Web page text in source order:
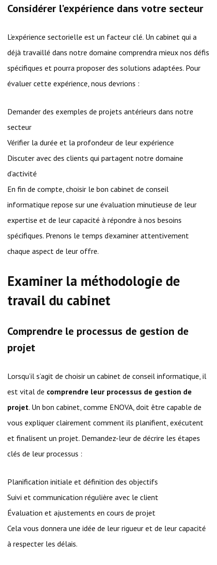
Considérer l’expérience dans votre secteur
L’expérience sectorielle est un facteur clé. Un cabinet qui a
déjà travaillé dans notre domaine comprendra mieux nos défis
spécifiques et pourra proposer des solutions adaptées. Pour
évaluer cette expérience, nous devrions :
Demander des exemples de projets antérieurs dans notre
secteur
Vérifier la durée et la profondeur de leur expérience
Discuter avec des clients qui partagent notre domaine
d’activité
En fin de compte, choisir le bon cabinet de conseil
informatique repose sur une évaluation minutieuse de leur
expertise et de leur capacité à répondre à nos besoins
spécifiques. Prenons le temps d’examiner attentivement
chaque aspect de leur offre.
Examiner la méthodologie de
travail du cabinet
Comprendre le processus de gestion de
projet
Lorsqu’il s’agit de choisir un cabinet de conseil informatique, il
est vital de comprendre leur processus de gestion de
projet. Un bon cabinet, comme ENOVA, doit être capable de
vous expliquer clairement comment ils planifient, exécutent
et finalisent un projet. Demandez-leur de décrire les étapes
clés de leur processus :
Planification initiale et définition des objectifs
Suivi et communication régulière avec le client
Évaluation et ajustements en cours de projet
Cela vous donnera une idée de leur rigueur et de leur capacité
à respecter les délais.